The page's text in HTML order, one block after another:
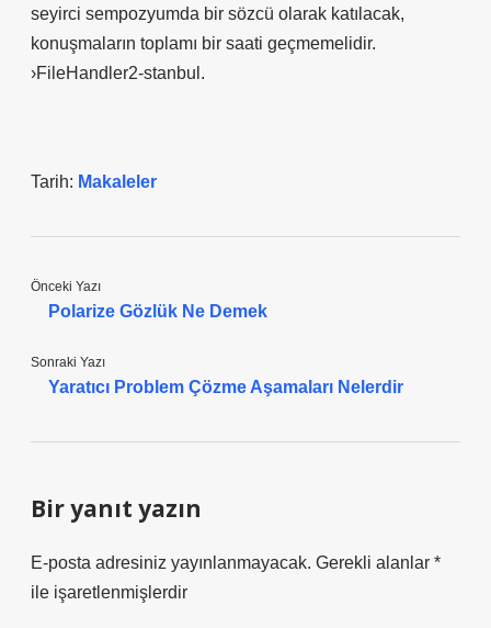
seyirci sempozyumda bir sözcü olarak katılacak,
konuşmaların toplamı bir saati geçmemelidir.
›FileHandler2-stanbul.
Tarih: Makaleler
Önceki Yazı
Polarize Gözlük Ne Demek
Sonraki Yazı
Yaratıcı Problem Çözme Aşamaları Nelerdir
Bir yanıt yazın
E-posta adresiniz yayınlanmayacak. Gerekli alanlar *
ile işaretlenmişlerdir